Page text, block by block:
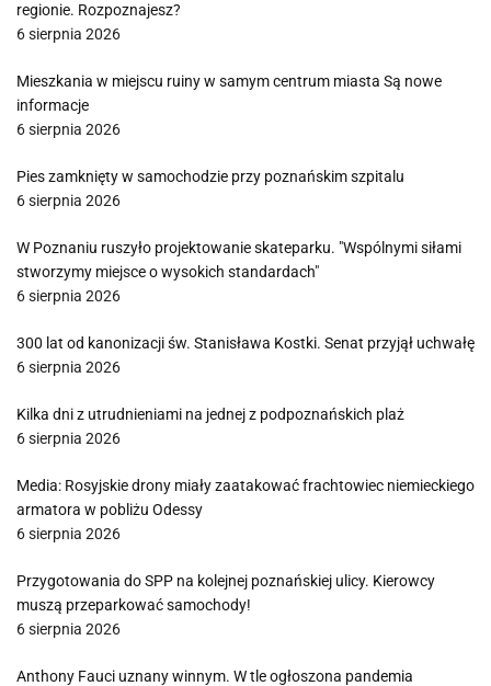
regionie. Rozpoznajesz?
6 sierpnia 2026
Mieszkania w miejscu ruiny w samym centrum miasta Są nowe
informacje
6 sierpnia 2026
Pies zamknięty w samochodzie przy poznańskim szpitalu
6 sierpnia 2026
W Poznaniu ruszyło projektowanie skateparku. "Wspólnymi siłami
stworzymy miejsce o wysokich standardach"
6 sierpnia 2026
300 lat od kanonizacji św. Stanisława Kostki. Senat przyjął uchwałę
6 sierpnia 2026
Kilka dni z utrudnieniami na jednej z podpoznańskich plaż
6 sierpnia 2026
Media: Rosyjskie drony miały zaatakować frachtowiec niemieckiego
armatora w pobliżu Odessy
6 sierpnia 2026
Przygotowania do SPP na kolejnej poznańskiej ulicy. Kierowcy
muszą przeparkować samochody!
6 sierpnia 2026
Anthony Fauci uznany winnym. W tle ogłoszona pandemia